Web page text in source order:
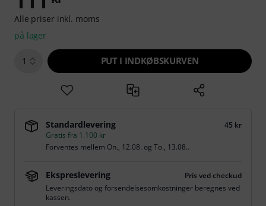
Alle priser inkl. moms
på lager
1 PUT I INDKØBSKURVEN
Standardlevering
45 kr
Gratis fra 1.100 kr
Forventes mellem On., 12.08. og To., 13.08..
Ekspreslevering
Pris ved checkud
Leveringsdato og forsendelsesomkostninger beregnes ved
kassen.